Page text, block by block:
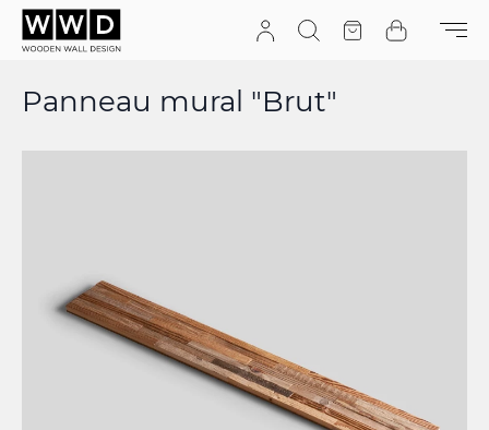
Aller au contenu
Recherche
DevisCart
Panneau mural "Brut"